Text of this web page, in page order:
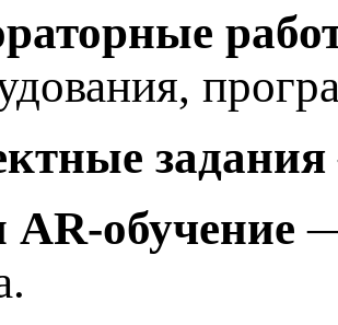
задания
AR-обучение